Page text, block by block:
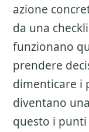
azione
da una
funzionano
prendere
dimenticare i
diventano
questo i